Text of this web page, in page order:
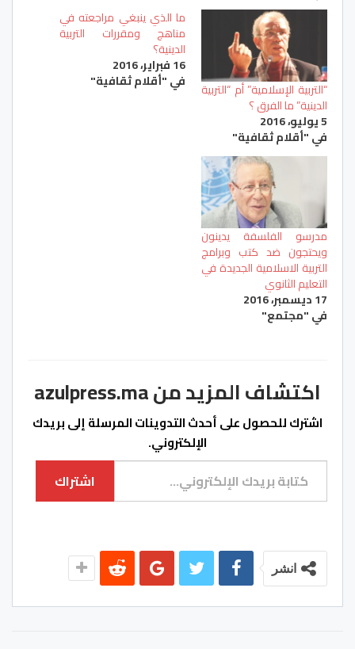
“التربية الإسلامية” أم “التربية
الدينية” ما الفرق ؟
5 يوليو، 2016
في "أقلام ثقافية"
ما الذي ينبغي مراجعته في
مناهج ومقررات التربية
الدينية؟
16 فبراير، 2016
في "أقلام ثقافية"
مدرسو الفلسفة يدينون
ويحتجون ضد كتب وبرامج
التربية الاسلامية الجديدة في
التعليم الثانوي
17 ديسمبر، 2016
في "مجتمع"
اكتشاف المزيد من azulpress.ma
اشترك للحصول على أحدث التدوينات المرسلة إلى بريدك
الإلكتروني.
كتابة بريدك الإلكتروني...
اشتراك
انشر